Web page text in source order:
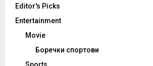
Editor's Picks
Entertainment
Movie
Боречки спортови
Sports